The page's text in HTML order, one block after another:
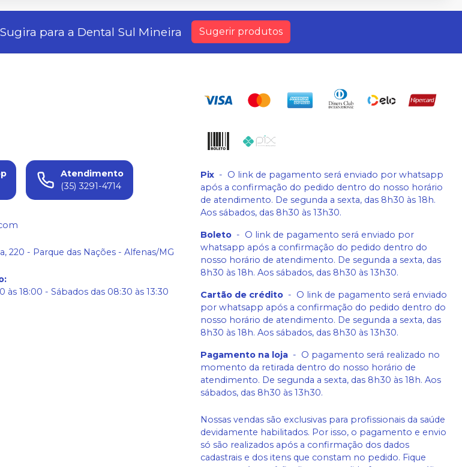
Sugira para a Dental Sul Mineira Sugerir produtos
Atendimento
(35) 3291-4714
220 - Parque das Nações - Alfenas/MG
:
às 18:00 - Sábados das 08:30 às 13:30
Pix - O link de pagamento será enviado por whatsapp
após a confirmação do pedido dentro do nosso horário
de atendimento. De segunda a sexta, das 8h30 às 18h.
Aos sábados, das 8h30 às 13h30.
Boleto - O link de pagamento será enviado por
whatsapp após a confirmação do pedido dentro do
nosso horário de atendimento. De segunda a sexta, das
8h30 às 18h. Aos sábados, das 8h30 às 13h30.
Cartão de crédito - O link de pagamento será enviado
por whatsapp após a confirmação do pedido dentro do
nosso horário de atendimento. De segunda a sexta, das
8h30 às 18h. Aos sábados, das 8h30 às 13h30.
Pagamento na loja - O pagamento será realizado no
momento da retirada dentro do nosso horário de
atendimento. De segunda a sexta, das 8h30 às 18h. Aos
sábados, das 8h30 às 13h30.
Nossas vendas são exclusivas para profissionais da saúde
devidamente habilitados. Por isso, o pagamento e envio
só são realizados após a confirmação dos dados
cadastrais e dos itens que constam no pedido. Fique